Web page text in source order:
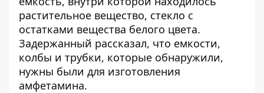
растительное вещество, стекло с
остатками вещества белого цвета.
Задержанный рассказал, что емкости,
колбы и трубки, которые обнаружили,
нужны были для изготовления
амфетамина.